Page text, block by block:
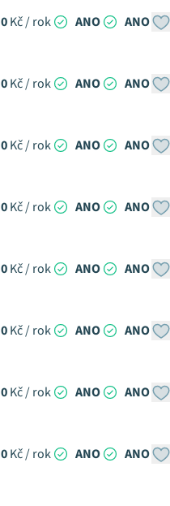
0Kč / rok ANO ANO
0Kč / rok ANO ANO
0Kč / rok ANO ANO
0Kč / rok ANO ANO
0Kč / rok ANO ANO
0Kč / rok ANO ANO
0Kč / rok ANO ANO
0Kč / rok ANO ANO